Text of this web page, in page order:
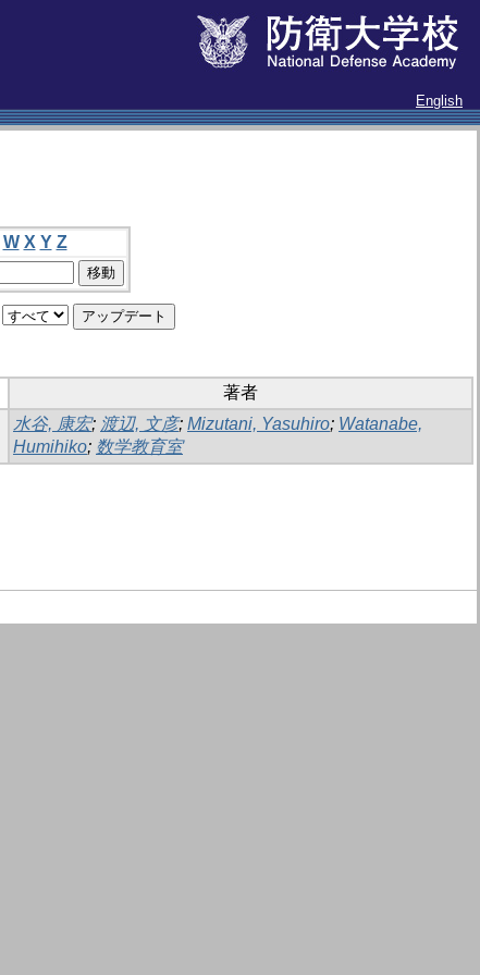
English
W X Y Z
著者
水谷, 康宏; 渡辺, 文彦; Mizutani, Yasuhiro; Watanabe,
Humihiko; 数学教育室